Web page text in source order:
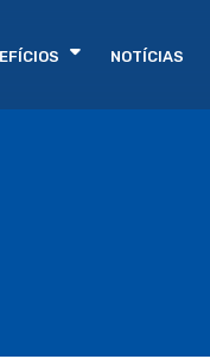
NOTÍCIAS